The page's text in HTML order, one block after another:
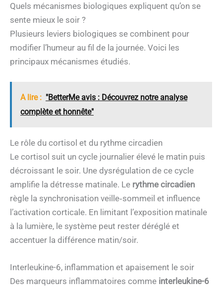
Quels mécanismes biologiques expliquent qu’on se
sente mieux le soir ?
Plusieurs leviers biologiques se combinent pour
modifier l’humeur au fil de la journée. Voici les
principaux mécanismes étudiés.
A lire : "BetterMe avis : Découvrez notre analyse
complète et honnête"
Le rôle du cortisol et du rythme circadien
Le cortisol suit un cycle journalier élevé le matin puis
décroissant le soir. Une dysrégulation de ce cycle
amplifie la détresse matinale. Le rythme circadien
règle la synchronisation veille‑sommeil et influence
l’activation corticale. En limitant l’exposition matinale
à la lumière, le système peut rester déréglé et
accentuer la différence matin/soir.
Interleukine-6, inflammation et apaisement le soir
Des marqueurs inflammatoires comme interleukine-6